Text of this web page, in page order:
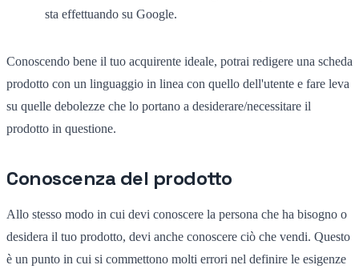
sta effettuando su Google.
Conoscendo bene il tuo acquirente ideale, potrai redigere una scheda
prodotto con un linguaggio in linea con quello dell'utente e fare leva
su quelle debolezze che lo portano a desiderare/necessitare il
prodotto in questione.
Conoscenza del prodotto
Allo stesso modo in cui devi conoscere la persona che ha bisogno o
desidera il tuo prodotto, devi anche conoscere ciò che vendi. Questo
è un punto in cui si commettono molti errori nel definire le esigenze